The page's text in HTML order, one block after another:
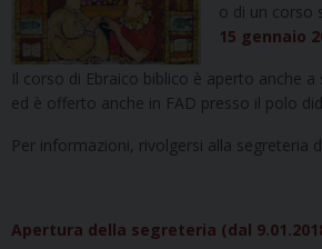
o di un corso
15 gennaio
Il corso di Ebraico biblico è aperto anche
ed è offerto anche in FAD presso il polo
Per informazioni, rivolgersi alla segreteria
Apertura della segreteria (dal